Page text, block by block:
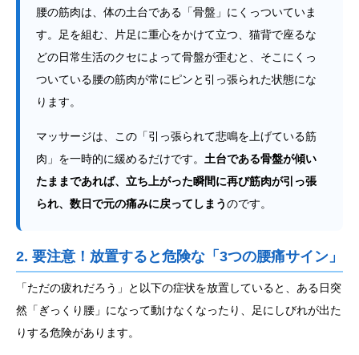
腰の筋肉は、体の土台である「骨盤」にくっついていま
す。足を組む、片足に重心をかけて立つ、猫背で座るな
どの日常生活のクセによって骨盤が歪むと、そこにくっ
ついている腰の筋肉が常にピンと引っ張られた状態にな
ります。
マッサージは、この「引っ張られて悲鳴を上げている筋
肉」を一時的に緩めるだけです。 土台である骨盤が傾い
たままであれば、立ち上がった瞬間に再び筋肉が引っ張
られ、数日で元の痛みに戻ってしまうのです。
2. 要注意！放置すると危険な「3つの腰痛サイン」
「ただの疲れだろう」と以下の症状を放置していると、ある日突
然「ぎっくり腰」になって動けなくなったり、足にしびれが出た
りする危険があります。